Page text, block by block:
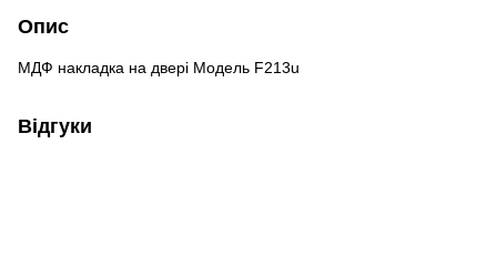
Опис
МДФ накладка на двері Модель F213u
Відгуки